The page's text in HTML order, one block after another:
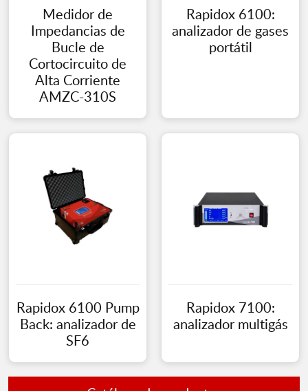
Medidor de
Impedancias de
Bucle de
Cortocircuito de
Alta Corriente
AMZC-310S
Rapidox 6100:
analizador de gases
portátil
Rapidox 6100 Pump
Back: analizador de
SF6
Rapidox 7100:
analizador multigás